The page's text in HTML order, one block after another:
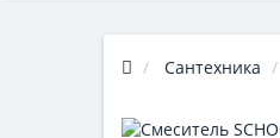
Сантехника